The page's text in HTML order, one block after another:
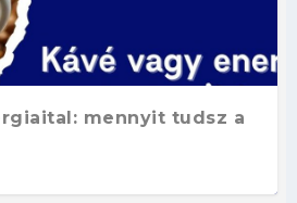
mennyit tudsz a